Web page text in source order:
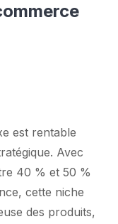
est rentable
Avec
40 % et 50 %
cette niche
des produits,